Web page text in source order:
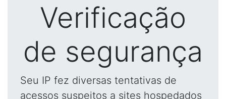
Verificação
de segurança
Seu IP fez diversas tentativas de
acessos suspeitos a sites hospedados